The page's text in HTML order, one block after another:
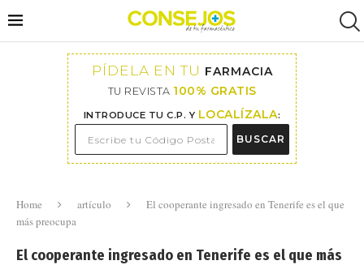
PÍDELA EN TU FARMACIA
TU REVISTA 100% GRATIS
INTRODUCE TU C.P. Y LOCALÍZALA:
BUSCAR
Home artículo
El cooperante ingresado en Tenerife es el que
más preocupa
El cooperante ingresado en Tenerife es el que más